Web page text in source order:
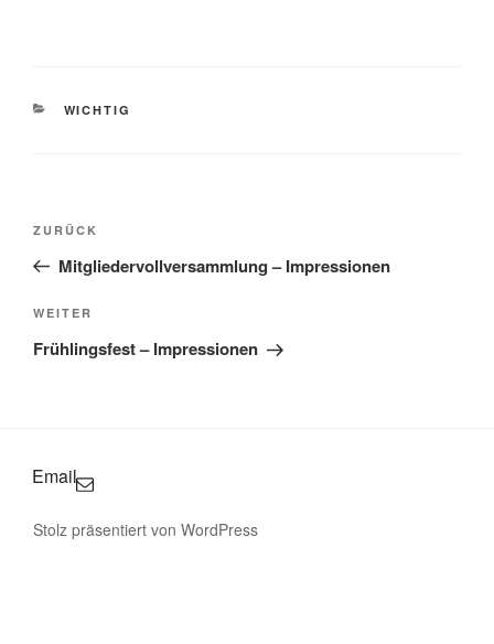
KATEGORIEN
WICHTIG
Beitragsnavigation
Vorheriger
Beitrag
ZURÜCK
Mitgliedervollversammlung – Impressionen
Nächster
Beitrag
WEITER
Frühlingsfest – Impressionen
Email
Stolz präsentiert von WordPress